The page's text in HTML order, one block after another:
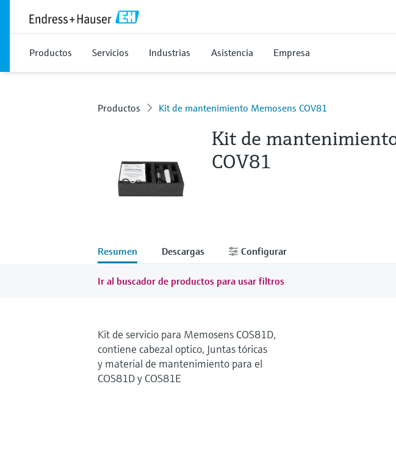
Productos Servicios Industrias Asistencia Empresa
Productos Kit de mantenimiento Memosens COV81
Kit de
COV81
Resumen Descargas Configurar
Ir al buscador de productos para usar filtros
Kit de servicio para Memosens COS81D,
contiene cabezal optico, Juntas tóricas
y material de mantenimiento para el
COS81D y COS81E